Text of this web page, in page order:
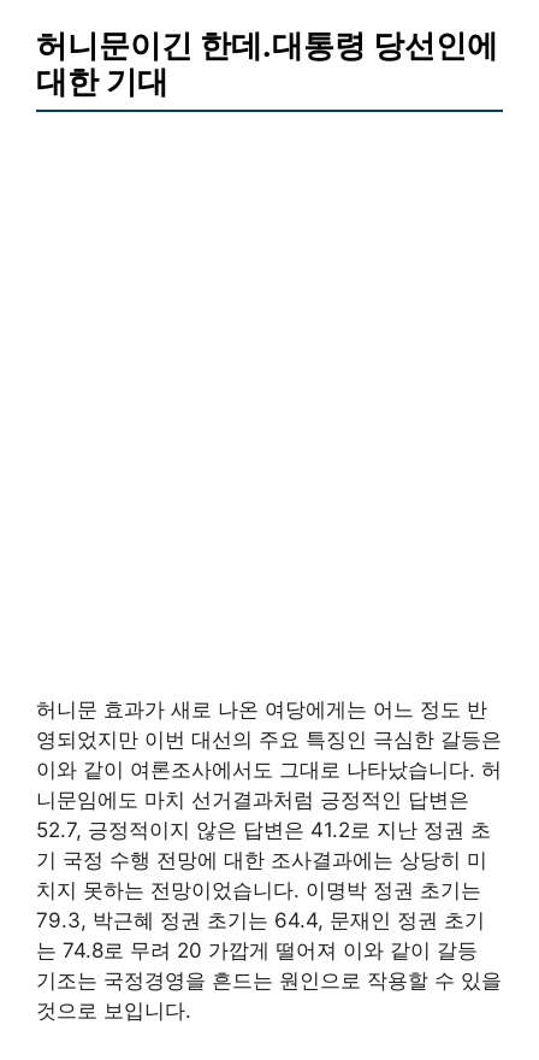
허니문이긴 한데.대통령 당선인에
대한 기대
허니문 효과가 새로 나온 여당에게는 어느 정도 반
영되었지만 이번 대선의 주요 특징인 극심한 갈등은
이와 같이 여론조사에서도 그대로 나타났습니다. 허
니문임에도 마치 선거결과처럼 긍정적인 답변은
52.7, 긍정적이지 않은 답변은 41.2로 지난 정권 초
기 국정 수행 전망에 대한 조사결과에는 상당히 미
치지 못하는 전망이었습니다. 이명박 정권 초기는
79.3, 박근혜 정권 초기는 64.4, 문재인 정권 초기
는 74.8로 무려 20 가깝게 떨어져 이와 같이 갈등
기조는 국정경영을 흔드는 원인으로 작용할 수 있을
것으로 보입니다.